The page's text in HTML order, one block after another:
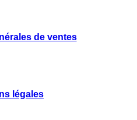
de ventes
légales